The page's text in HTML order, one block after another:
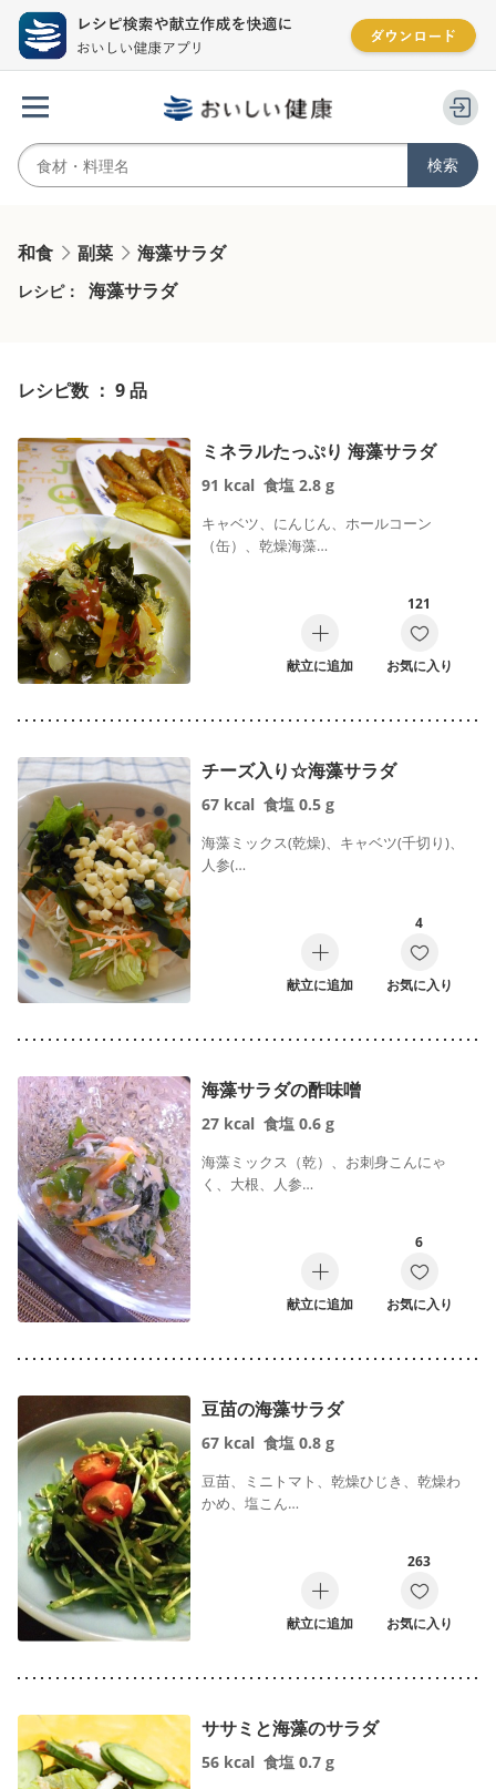
和食 副菜 海藻サラダ
レシピ： 海藻サラダ
レシピ数 ： 9 品
ミネラルたっぷり 海藻サラダ
91 kcal 食塩 2.8 g
キャベツ、にんじん、ホールコーン
（缶）、乾燥海藻…
献立に追加
121
お気に入り
チーズ入り☆海藻サラダ
67 kcal 食塩 0.5 g
海藻ミックス(乾燥)、キャベツ(千切り)、
人参(…
献立に追加
4
お気に入り
海藻サラダの酢味噌
27 kcal 食塩 0.6 g
海藻ミックス（乾）、お刺身こんにゃ
く、大根、人参…
献立に追加
6
お気に入り
豆苗の海藻サラダ
67 kcal 食塩 0.8 g
豆苗、ミニトマト、乾燥ひじき、乾燥わ
かめ、塩こん…
献立に追加
263
お気に入り
ササミと海藻のサラダ
56 kcal 食塩 0.7 g